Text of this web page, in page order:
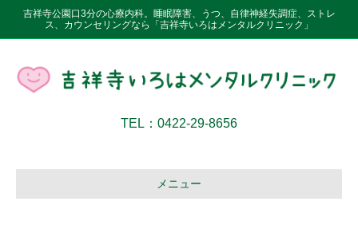
吉祥寺公園口3分の心療内科。睡眠障害、うつ、自律神経失調症、ストレ
ス、カウンセリングなら「吉祥寺いろはメンタルクリニック」
TEL：0422-29-8656
メニュー